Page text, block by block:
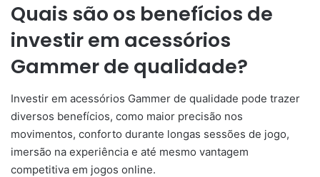
Quais são os benefícios de
investir em acessórios
Gammer de qualidade?
Investir em acessórios Gammer de qualidade pode trazer
diversos benefícios, como maior precisão nos
movimentos, conforto durante longas sessões de jogo,
imersão na experiência e até mesmo vantagem
competitiva em jogos online.